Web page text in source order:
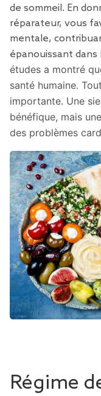
de sommeil. En
réparateur, vous
mentale,
épanouissant dans
études a montré
santé humaine.
importante. Une
bénéfique, mais
des problèmes
Régime